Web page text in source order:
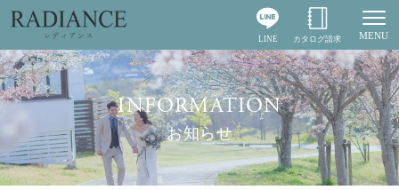
MENU
LINE カタログ請求
INFORMATION
お知らせ